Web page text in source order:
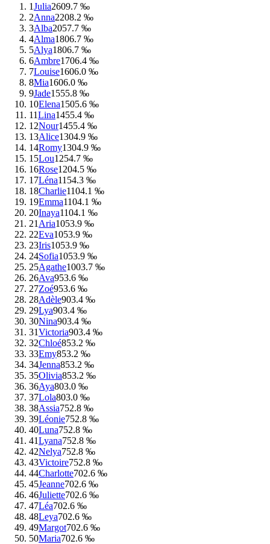
1Julia2609.7 ‰
2Anna2208.2 ‰
3Alba2057.7 ‰
4Alma1806.7 ‰
5Alya1806.7 ‰
6Ambre1706.4 ‰
7Louise1606.0 ‰
8Mia1606.0 ‰
9Jade1555.8 ‰
10Elena1505.6 ‰
11Lina1455.4 ‰
12Nour1455.4 ‰
13Alice1304.9 ‰
14Romy1304.9 ‰
15Lou1254.7 ‰
16Rose1204.5 ‰
17Léna1154.3 ‰
18Charlie1104.1 ‰
19Emma1104.1 ‰
20Inaya1104.1 ‰
21 Aria1053.9 ‰
22Eva1053.9 ‰
23Iris1053.9 ‰
24Sofia1053.9 ‰
25Agathe1003.7 ‰
26Ava953.6 ‰
27Zoé953.6 ‰
28Adèle903.4 ‰
29Lya903.4 ‰
30Nina903.4 ‰
31Victoria903.4 ‰
32Chloé853.2 ‰
33Emy853.2 ‰
34Jenna853.2 ‰
35Olivia853.2 ‰
36Aya803.0 ‰
37Lola803.0 ‰
38Assia752.8 ‰
39Léonie752.8 ‰
40Luna752.8 ‰
41Lyana752.8 ‰
42Nelya752.8 ‰
43Victoire752.8 ‰
44Charlotte702.6 ‰
45Jeanne702.6 ‰
46Juliette702.6 ‰
47Léa702.6 ‰
48Leya702.6 ‰
49Margot702.6 ‰
50Maria702.6 ‰